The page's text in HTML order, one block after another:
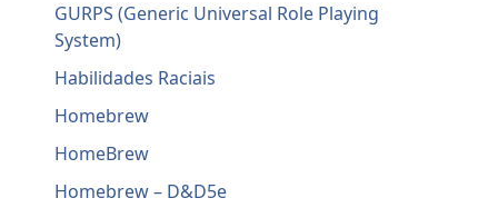
GURPS (Generic Universal Role Playing
System)
Habilidades Raciais
Homebrew
HomeBrew
Homebrew – D&D5e